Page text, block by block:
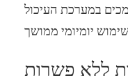
במערכת העיכול
ללא פשרות